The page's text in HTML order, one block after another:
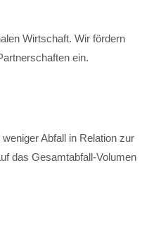
Wirtschaft. Wir fördern
ein.
Abfall in Relation zur
das Gesamtabfall-Volumen